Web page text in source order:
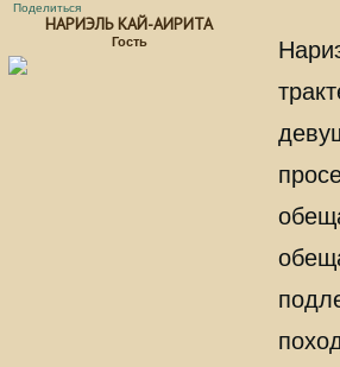
Поделиться
НАРИЭЛЬ КАЙ-АИРИТА
Гость